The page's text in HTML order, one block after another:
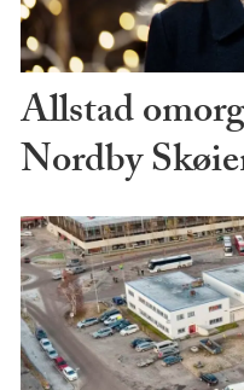
Allstad
Nordby